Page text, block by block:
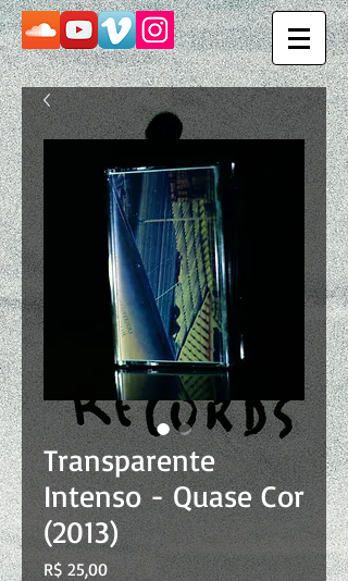
Transparente
Intenso - Quase Cor
(2013)
R$ 25,00Preço